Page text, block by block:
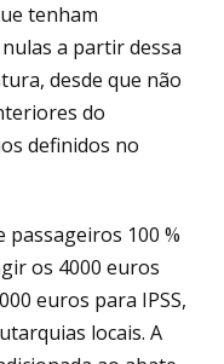
tenham
a partir dessa
desde que não
do
definidos no
passageiros 100 %
os 4000 euros
euros para IPSS,
locais. A